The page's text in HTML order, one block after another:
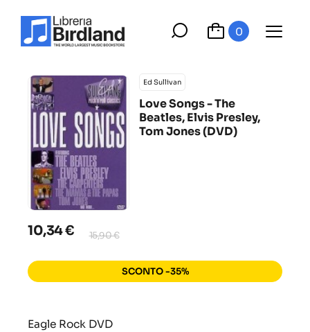
0
Ed Sullivan
Love Songs - The
Beatles, Elvis Presley,
Tom Jones (DVD)
10,34 € 15,90 €
SCONTO -35%
Eagle Rock DVD